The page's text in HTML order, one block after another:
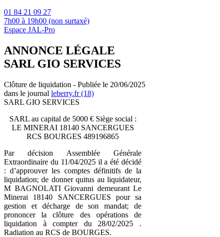
01 84 21 09 27
7h00 à 19h00 (non surtaxé)
Espace JAL-Pro
ANNONCE LÉGALE
SARL GIO SERVICES
Clôture de liquidation - Publiée le 20/06/2025
dans le journal leberry.fr (18)
SARL GIO SERVICES
SARL au capital de 5000 € Siège social :
LE MINERAI 18140 SANCERGUES
RCS BOURGES 489196865
Par décision Assemblée Générale
Extraordinaire du 11/04/2025 il a été décidé
: d’approuver les comptes définitifs de la
liquidation; de donner quitus au liquidateur,
M BAGNOLATI Giovanni demeurant Le
Minerai 18140 SANCERGUES pour sa
gestion et décharge de son mandat; de
prononcer la clôture des opérations de
liquidation à compter du 28/02/2025 .
Radiation au RCS de BOURGES.